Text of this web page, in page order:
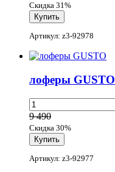
Скидка 31%
Артикул: z3-92978
лоферы GUSTO
9 490
Скидка 30%
Артикул: z3-92977